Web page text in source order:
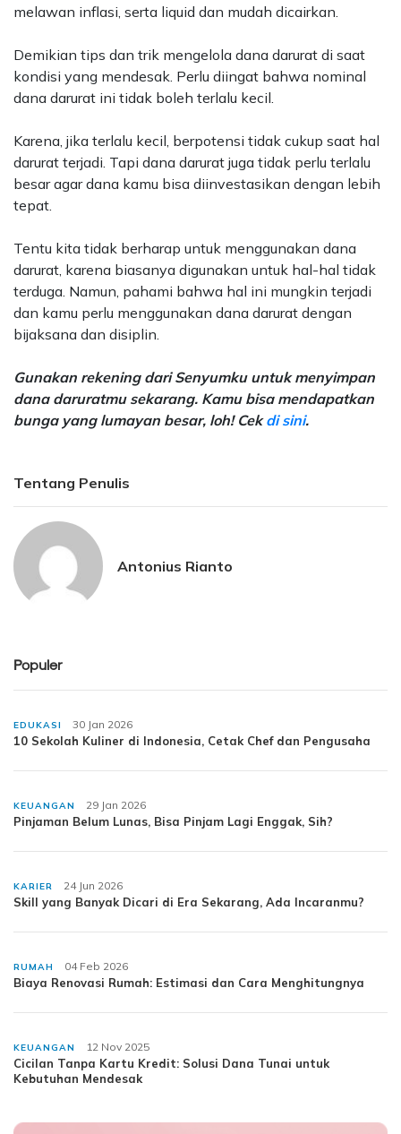
melawan inflasi, serta liquid dan mudah dicairkan.
Demikian tips dan trik mengelola dana darurat di saat
kondisi yang mendesak. Perlu diingat bahwa nominal
dana darurat ini tidak boleh terlalu kecil.
Karena, jika terlalu kecil, berpotensi tidak cukup saat hal
darurat terjadi. Tapi dana darurat juga tidak perlu terlalu
besar agar dana kamu bisa diinvestasikan dengan lebih
tepat.
Tentu kita tidak berharap untuk menggunakan dana
darurat, karena biasanya digunakan untuk hal-hal tidak
terduga. Namun, pahami bahwa hal ini mungkin terjadi
dan kamu perlu menggunakan dana darurat dengan
bijaksana dan disiplin.
Gunakan rekening dari Senyumku untuk menyimpan
dana daruratmu sekarang. Kamu bisa mendapatkan
bunga yang lumayan besar, loh! Cekdi sini.
Tentang Penulis
Antonius Rianto
Populer
EDUKASI 30 Jan 2026
10 Sekolah Kuliner di Indonesia, Cetak Chef dan Pengusaha
KEUANGAN 29 Jan 2026
Pinjaman Belum Lunas, Bisa Pinjam Lagi Enggak, Sih?
KARIER 24 Jun 2026
Skill yang Banyak Dicari di Era Sekarang, Ada Incaranmu?
RUMAH 04 Feb 2026
Biaya Renovasi Rumah: Estimasi dan Cara Menghitungnya
KEUANGAN 12 Nov 2025
Cicilan Tanpa Kartu Kredit: Solusi Dana Tunai untuk
Kebutuhan Mendesak